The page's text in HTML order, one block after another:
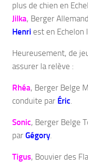
plus de chien en
Jilka, Berger
Henri est en Echelon
Heureusement, de
assurer la relève :
Rhéa, Berger Belge
conduite par Éric.
Sonic, Berger Belge
par Gégory.
Tigus, Bouvier des